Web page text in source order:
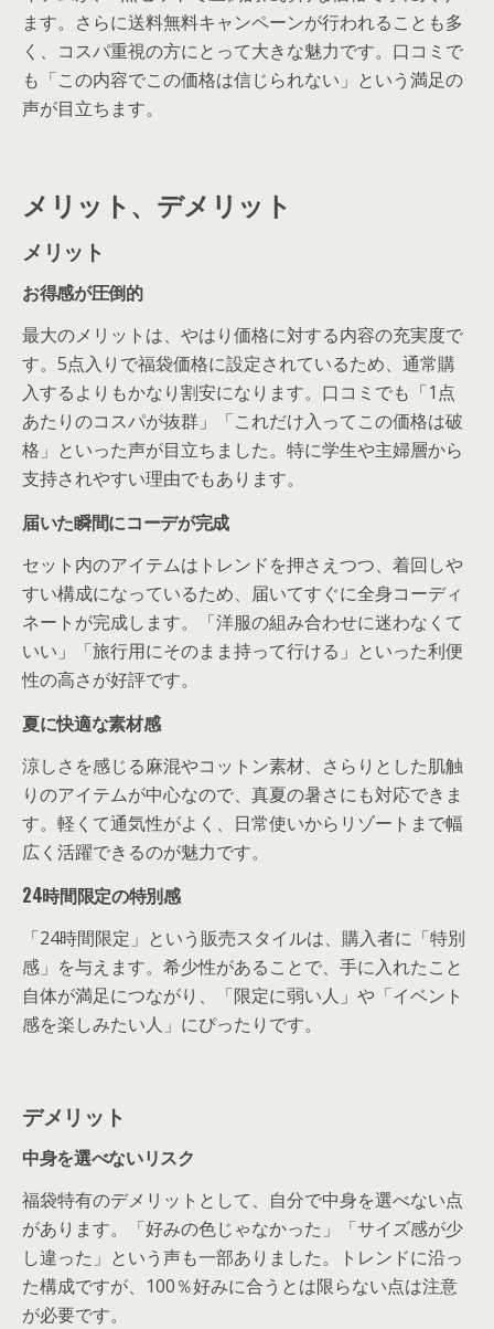
ます。さらに送料無料キャンペーンが行われることも多
く、コスパ重視の方にとって大きな魅力です。口コミで
も「この内容でこの価格は信じられない」という満足の
声が目立ちます。
メリット、デメリット
メリット
お得感が圧倒的
最大のメリットは、やはり価格に対する内容の充実度で
す。5点入りで福袋価格に設定されているため、通常購
入するよりもかなり割安になります。口コミでも「1点
あたりのコスパが抜群」「これだけ入ってこの価格は破
格」といった声が目立ちました。特に学生や主婦層から
支持されやすい理由でもあります。
届いた瞬間にコーデが完成
セット内のアイテムはトレンドを押さえつつ、着回しや
すい構成になっているため、届いてすぐに全身コーディ
ネートが完成します。「洋服の組み合わせに迷わなくて
いい」「旅行用にそのまま持って行ける」といった利便
性の高さが好評です。
夏に快適な素材感
涼しさを感じる麻混やコットン素材、さらりとした肌触
りのアイテムが中心なので、真夏の暑さにも対応できま
す。軽くて通気性がよく、日常使いからリゾートまで幅
広く活躍できるのが魅力です。
24時間限定の特別感
「24時間限定」という販売スタイルは、購入者に「特別
感」を与えます。希少性があることで、手に入れたこと
自体が満足につながり、「限定に弱い人」や「イベント
感を楽しみたい人」にぴったりです。
デメリット
中身を選べないリスク
福袋特有のデメリットとして、自分で中身を選べない点
があります。「好みの色じゃなかった」「サイズ感が少
し違った」という声も一部ありました。トレンドに沿っ
た構成ですが、100％好みに合うとは限らない点は注意
が必要です。